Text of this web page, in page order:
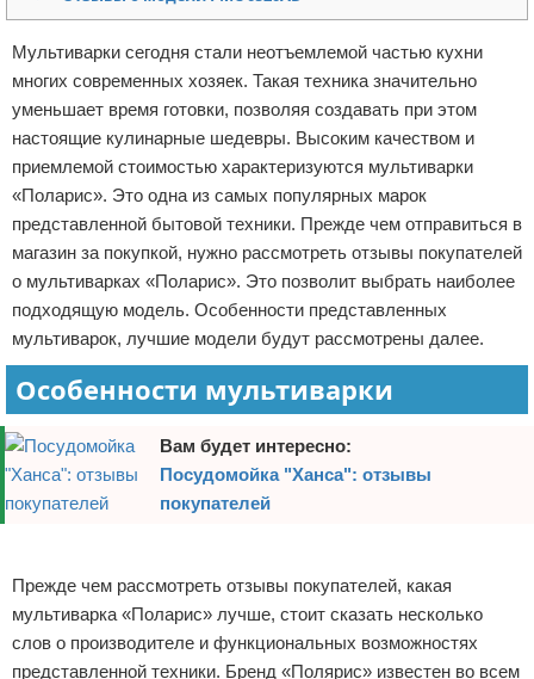
Коммунальные услуги
Сантехника
Безопасность
Стройматериалы
Разное
Мультиварки сегодня стали неотъемлемой частью кухни
многих современных хозяек. Такая техника значительно
уменьшает время готовки, позволяя создавать при этом
настоящие кулинарные шедевры. Высоким качеством и
приемлемой стоимостью характеризуются мультиварки
«Поларис». Это одна из самых популярных марок
представленной бытовой техники. Прежде чем отправиться в
магазин за покупкой, нужно рассмотреть отзывы покупателей
о мультиварках «Поларис». Это позволит выбрать наиболее
подходящую модель. Особенности представленных
мультиварок, лучшие модели будут рассмотрены далее.
Особенности мультиварки
Вам будет интересно:
Посудомойка "Ханса": отзывы
покупателей
Прежде чем рассмотреть отзывы покупателей, какая
мультиварка «Поларис» лучше, стоит сказать несколько
слов о производителе и функциональных возможностях
представленной техники. Бренд «Полярис» известен во всем